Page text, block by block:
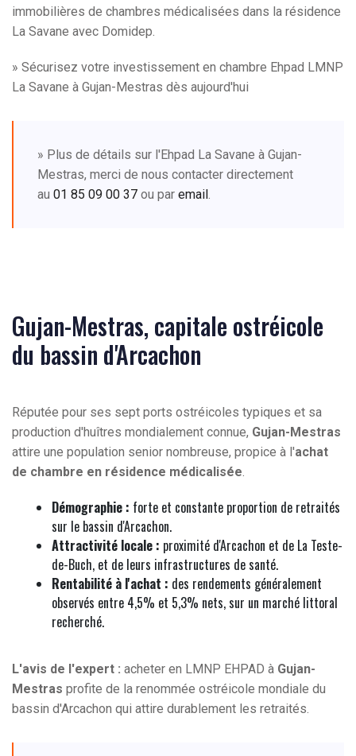
immobilières de chambres médicalisées dans la résidence
La Savane avec Domidep.
» Sécurisez votre investissement en chambre Ehpad LMNP
La Savane à Gujan-Mestras dès aujourd'hui
» Plus de détails sur l'Ehpad La Savane à Gujan-
Mestras, merci de nous contacter directement
au 01 85 09 00 37 ou par email.
Gujan-Mestras, capitale ostréicole
du bassin d'Arcachon
Réputée pour ses sept ports ostréicoles typiques et sa
production d'huîtres mondialement connue, Gujan-Mestras
attire une population senior nombreuse, propice à l'achat
de chambre en résidence médicalisée.
Démographie : forte et constante proportion de retraités
sur le bassin d'Arcachon.
Attractivité locale : proximité d'Arcachon et de La Teste-
de-Buch, et de leurs infrastructures de santé.
Rentabilité à l'achat : des rendements généralement
observés entre 4,5% et 5,3% nets, sur un marché littoral
recherché.
L'avis de l'expert : acheter en LMNP EHPAD à Gujan-
Mestras profite de la renommée ostréicole mondiale du
bassin d'Arcachon qui attire durablement les retraités.